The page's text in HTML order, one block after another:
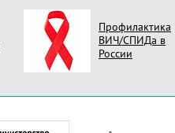
Профилактика
ВИЧ/СПИДа в
России